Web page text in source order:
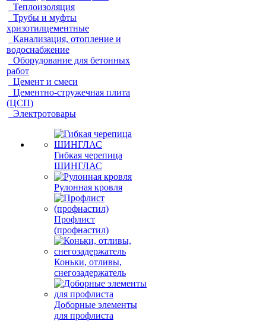
Теплоизоляция
Трубы и муфты
хризотилцементные
Канализация, отопление и
водоснабжение
Оборудование для бетонных
работ
Цемент и смеси
Цементно-стружечная плита
(ЦСП)
Электротовары
Гибкая черепица
ШИНГЛАС
Рулонная кровля
Профлист
(профнастил)
Коньки, отливы,
снегозадержатель
Доборные элементы
для профлиста